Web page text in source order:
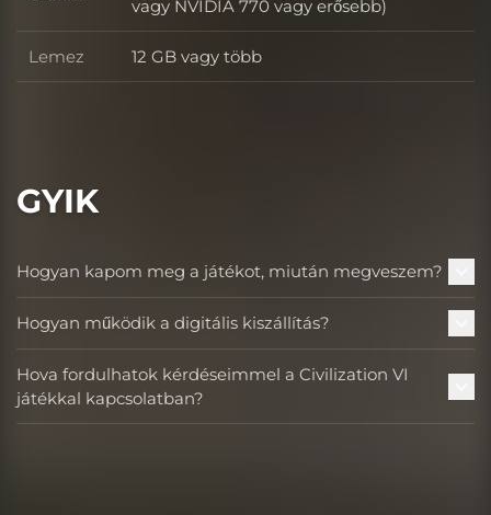
Grafika
vagy NVIDIA 770 vagy erősebb)
Lemez Lemez
12 GB vagy több
GYIK
Hogyan kapom meg a játékot, miután megveszem?
Hogyan működik a digitális kiszállítás?
Hova fordulhatok kérdéseimmel a Civilization VI
játékkal kapcsolatban?